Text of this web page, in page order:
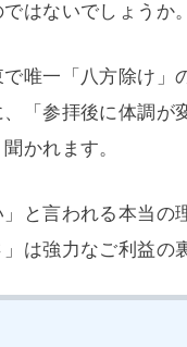
はないでしょうか。
唯一「八方除け」
「参拝後に体調
かれます。
と言われる本当の
は強力なご利益の